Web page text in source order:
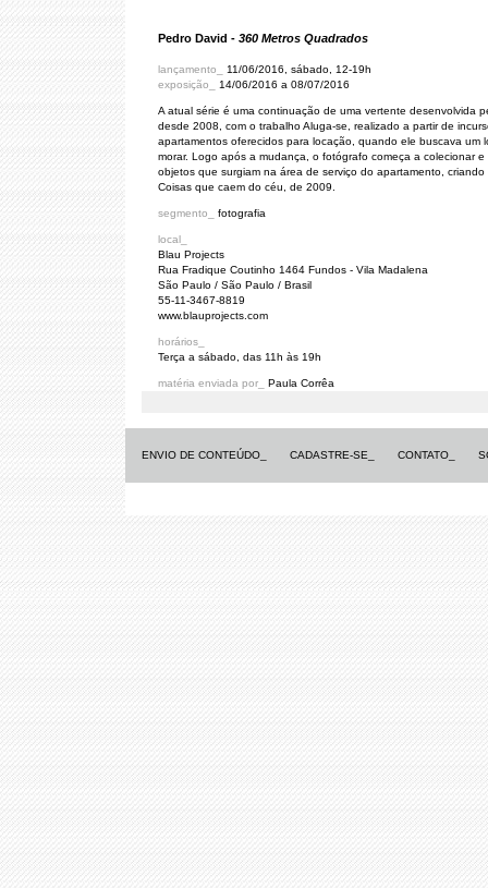
Pedro David - 360 Metros Quadrados
lançamento_ 11/06/2016, sábado, 12-19h
exposição_ 14/06/2016 a 08/07/2016
A atual série é uma continuação de uma vertente desenvolvida
desde 2008, com o trabalho Aluga-se, realizado a partir de
apartamentos oferecidos para locação, quando ele buscava um
morar. Logo após a mudança, o fotógrafo começa a colecionar e
objetos que surgiam na área de serviço do apartamento, criando
Coisas que caem do céu, de 2009.
segmento_ fotografia
local_
Blau Projects
Rua Fradique Coutinho 1464 Fundos - Vila Madalena
São Paulo / São Paulo / Brasil
55-11-3467-8819
www.blauprojects.com
horários_
Terça a sábado, das 11h às 19h
matéria enviada por_ Paula Corrêa
ENVIO DE CONTEÚDO_ CADASTRE-SE_ CONTATO_